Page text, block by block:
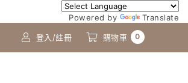
Powered by Translate
登入/註冊 購物車 0